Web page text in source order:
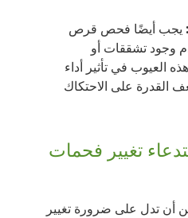
يجب أيضًا فحص قرص
وجود تشققات أو
العيوب في تأثير أداء
القدرة على الاحتكاك
تغيير فحمات
أن تدل على ضرورة تغيير